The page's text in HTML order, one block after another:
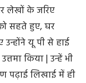
लेखों के जरिए
सहते हुए, घर
यू पी से हाई
किया | उन्हें भी
पढ़ाई लिखाई में ही